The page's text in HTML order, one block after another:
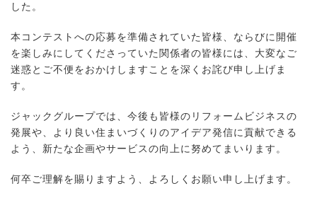
した。
本コンテストへの応募を準備されていた皆様、ならびに開催
を楽しみにしてくださっていた関係者の皆様には、大変なご
迷惑とご不便をおかけしますことを深くお詫び申し上げま
す。
ジャックグループでは、今後も皆様のリフォームビジネスの
発展や、より良い住まいづくりのアイデア発信に貢献できる
よう、新たな企画やサービスの向上に努めてまいります。
何卒ご理解を賜りますよう、よろしくお願い申し上げます。